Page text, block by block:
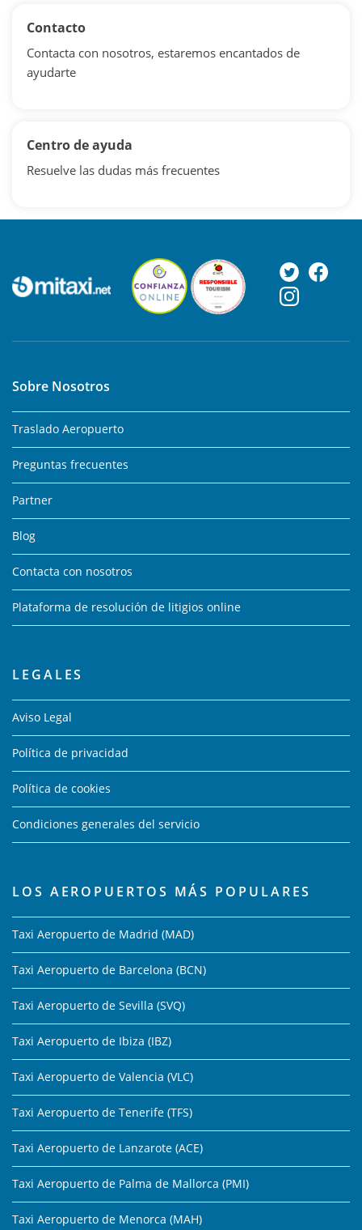
Contacto
Contacta con nosotros, estaremos encantados de
ayudarte
Centro de ayuda
Resuelve las dudas más frecuentes
Sobre Nosotros
Traslado Aeropuerto
Preguntas frecuentes
Partner
Blog
Contacta con nosotros
Plataforma de resolución de litigios online
LEGALES
Aviso Legal
Política de privacidad
Política de cookies
Condiciones generales del servicio
LOS AEROPUERTOS MÁS POPULARES
Taxi Aeropuerto de Madrid (MAD)
Taxi Aeropuerto de Barcelona (BCN)
Taxi Aeropuerto de Sevilla (SVQ)
Taxi Aeropuerto de Ibiza (IBZ)
Taxi Aeropuerto de Valencia (VLC)
Taxi Aeropuerto de Tenerife (TFS)
Taxi Aeropuerto de Lanzarote (ACE)
Taxi Aeropuerto de Palma de Mallorca (PMI)
Taxi Aeropuerto de Menorca (MAH)